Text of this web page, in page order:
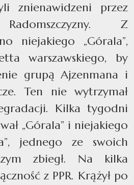
znienawidzeni przez
Z
niejakiego „Górala”,
warszawskiego, by
grupą Ajzenmana i
Ten nie wytrzymał
Kilka tygodni
„Górala” i niejakiego
jednego ze swoich
zbiegł. Na kilka
z PPR. Krążył po